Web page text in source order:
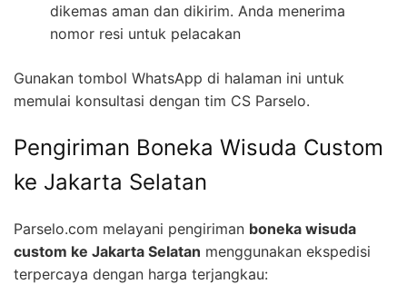
dikemas aman dan dikirim. Anda menerima
nomor resi untuk pelacakan
Gunakan tombol WhatsApp di halaman ini untuk
memulai konsultasi dengan tim CS Parselo.
Pengiriman Boneka Wisuda Custom
ke Jakarta Selatan
Parselo.com melayani pengiriman boneka wisuda
custom ke Jakarta Selatan menggunakan ekspedisi
terpercaya dengan harga terjangkau: